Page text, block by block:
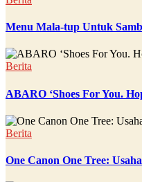
Menu Mala-tup Untuk
Berita
ABARO ‘Shoes For You.
Berita
One Canon One Tree: